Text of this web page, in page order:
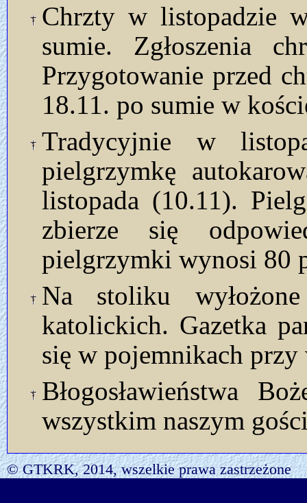
Chrzty w listopadzie
sumie. Zgłoszenia
Przygotowanie przed
18.11. po sumie w
Tradycyjnie w
pielgrzymkę
listopada (10.11).
zbierze się
pielgrzymki wynosi 80
Na stoliku
katolickich. Gazetka
się w pojemnikach przy
Błogosławieństwa
wszystkim naszym
© GTKRK, 2014, wszelkie prawa zastrzeżone